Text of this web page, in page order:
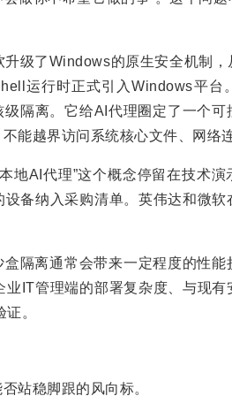
级了Windows的原生安全机制
运行时正式引入Windows平台
隔离。它给AI代理圈定了一个可
能越界访问系统核心文件、网络
地AI代理”这个概念停留在技术演
备纳入采购清单。英伟达和微软
隔离通常会带来一定程度的性能
IT管理端的部署复杂度、与现
。
站稳脚跟的风向标。